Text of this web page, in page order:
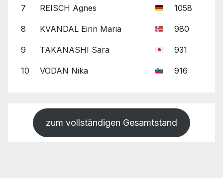
7 REISCH Agnes 1058
8 KVANDAL Eirin Maria 980
9 TAKANASHI Sara 931
10 VODAN Nika 916
zum vollständigen Gesamtstand